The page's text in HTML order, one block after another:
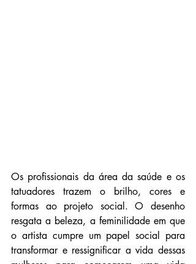
Os profissionais da área da saúde e os
tatuadores trazem o brilho, cores e
formas ao projeto social. O desenho
resgata a beleza, a feminilidade em que
o artista cumpre um papel social para
transformar e ressignificar a vida dessas